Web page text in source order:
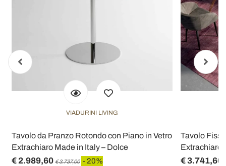
VIADURINI LIVING
Tavolo da Pranzo Rotondo con Piano in Vetro
Extrachiaro Made in Italy – Dolce
€ 2.989,60 € 3.737,00 - 20%
Tavolo
Extrachiaro
€ 3.741,60